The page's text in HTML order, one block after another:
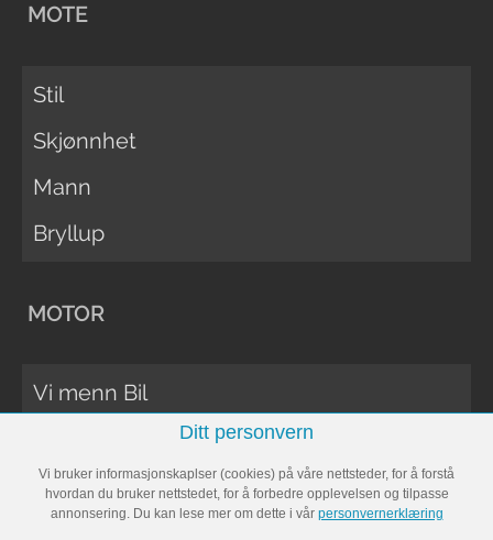
MOTE
Stil
Skjønnhet
Mann
Bryllup
MOTOR
Vi menn Bil
Vi Menn Båt
Ditt personvern
Vi bruker informasjonskaplser (cookies) på våre nettsteder, for å forstå
hvordan du bruker nettstedet, for å forbedre opplevelsen og tilpasse
annonsering. Du kan lese mer om dette i vår personvernerklæring